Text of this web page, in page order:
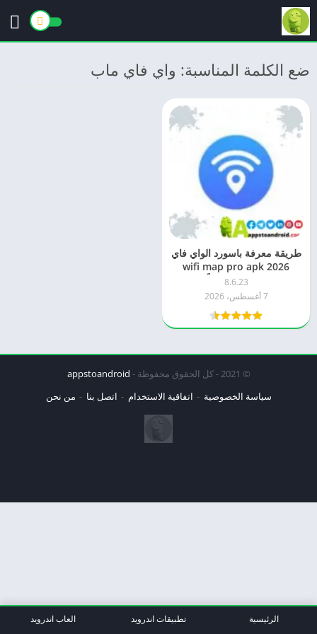
ضع الكلمة المناسبة: واي فاي ماب
طريقة معرفة باسورد الواي فاي
2026 wifi map pro apk
للاندرويد مجاناً
8.6.23
7 أغسطس، 2026
© 2021 - كل الحقوق محفوظة -
appstoandroid
سياسة الخصوصية
اتفاقية الاستخدام اتصل بنا من نحن
الرئيسية تطبيقات اندرويد العاب اندرويد